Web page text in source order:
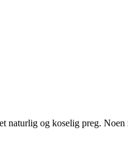
naturlig og koselig preg.